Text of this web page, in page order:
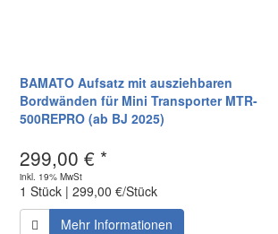
BAMATO Aufsatz mit ausziehbaren
Bordwänden für Mini Transporter MTR-
500REPRO (ab BJ 2025)
299,00 € *
inkl. 19% MwSt
1 Stück | 299,00 €/Stück
Mehr Informationen